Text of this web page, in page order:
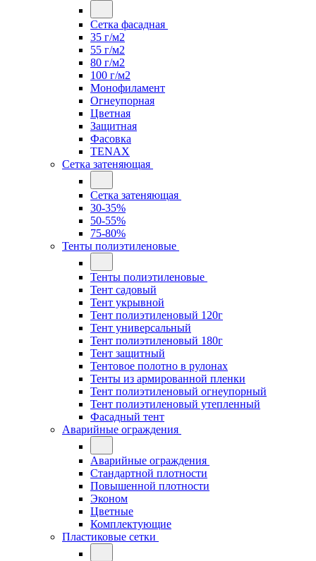
Сетка фасадная
35 г/м2
55 г/м2
80 г/м2
100 г/м2
Монофиламент
Огнеупорная
Цветная
Защитная
Фасовка
TENAX
Сетка затеняющая
Сетка затеняющая
30-35%
50-55%
75-80%
Тенты полиэтиленовые
Тенты полиэтиленовые
Тент садовый
Тент укрывной
Тент полиэтиленовый 120г
Тент универсальный
Тент полиэтиленовый 180г
Тент защитный
Тентовое полотно в рулонах
Тенты из армированной пленки
Тент полиэтиленовый огнеупорный
Тент полиэтиленовый утепленный
Фасадный тент
Аварийные ограждения
Аварийные ограждения
Стандартной плотности
Повышенной плотности
Эконом
Цветные
Комплектующие
Пластиковые сетки